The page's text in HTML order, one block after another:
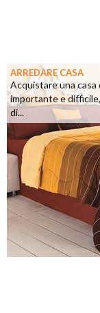
ARREDARE CASA
Acquistare una casa
importante e
di...